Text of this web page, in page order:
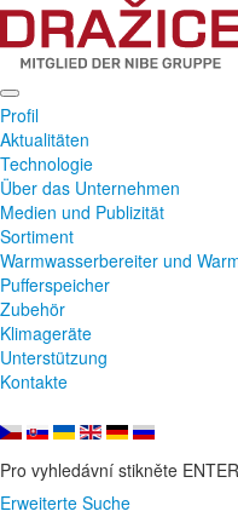
Profil
Aktualitäten
Technologie
Über das Unternehmen
Medien und Publizität
Sortiment
Warmwasserbereiter und
Pufferspeicher
Zubehör
Klimageräte
Unterstützung
Kontakte
Pro vyhledávní stikněte
Erweiterte Suche